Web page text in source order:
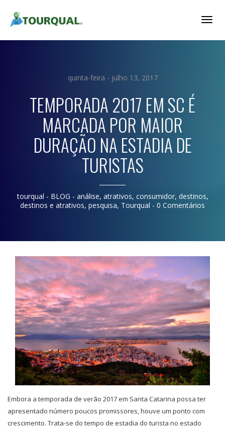
quinta-feira - julho 13, 2017
TEMPORADA 2017 EM SC É
MARCADA POR MAIOR
DURAÇÃO NA ESTADIA DE
TURISTAS
tourqual - BLOG - análise, atrativos, consumidor, destinos,
destinos e atrativos, pesquisa, Tourqual - 0 Comentários
Embora a temporada de verão 2017 em Santa Catarina possa ter
apresentado número poucos promissores, houve um ponto com
crescimento. Trata-se do tempo de estadia do turista no estado